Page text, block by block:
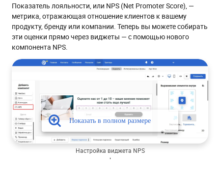
Показатель лояльности, или NPS (Net Promoter Score), —
метрика, отражающая отношение клиентов к вашему
продукту, бренду или компании. Теперь вы можете собирать
эти оценки прямо через виджеты — с помощью нового
компонента NPS.
Настройка виджета NPS
ʼ